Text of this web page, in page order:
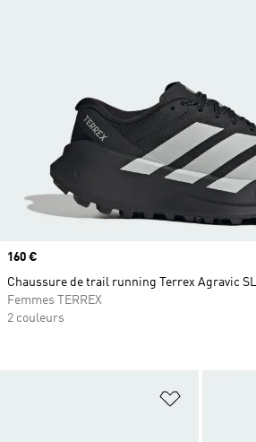
Ajouter à
Prix
160 €
Chaussure de trail running Terrex Agravic SL
Femmes TERREX
2 couleurs